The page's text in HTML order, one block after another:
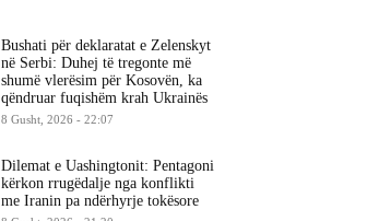
Bushati për deklaratat e Zelenskyt
në Serbi: Duhej të tregonte më
shumë vlerësim për Kosovën, ka
qëndruar fuqishëm krah Ukrainës
8 Gusht, 2026 - 22:07
Dilemat e Uashingtonit: Pentagoni
kërkon rrugëdalje nga konflikti
me Iranin pa ndërhyrje tokësore